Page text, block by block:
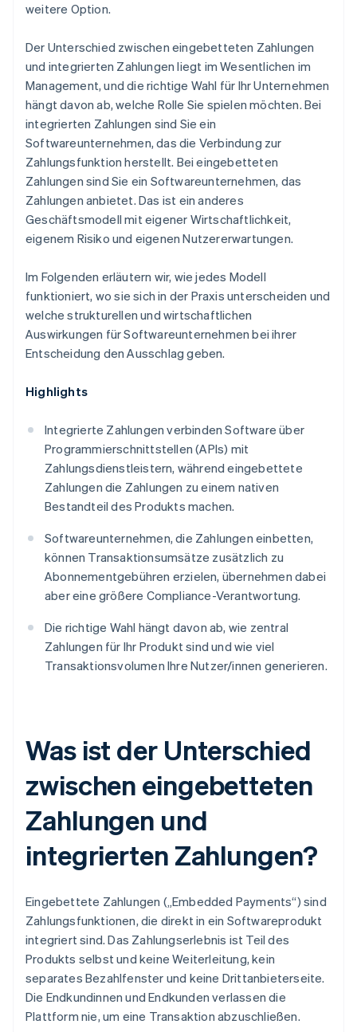
weitere Option.
Der Unterschied zwischen eingebetteten Zahlungen
und integrierten Zahlungen liegt im Wesentlichen im
Management, und die richtige Wahl für Ihr Unternehmen
hängt davon ab, welche Rolle Sie spielen möchten. Bei
integrierten Zahlungen sind Sie ein
Softwareunternehmen, das die Verbindung zur
Zahlungsfunktion herstellt. Bei eingebetteten
Zahlungen sind Sie ein Softwareunternehmen, das
Zahlungen anbietet. Das ist ein anderes
Geschäftsmodell mit eigener Wirtschaftlichkeit,
eigenem Risiko und eigenen Nutzererwartungen.
Im Folgenden erläutern wir, wie jedes Modell
funktioniert, wo sie sich in der Praxis unterscheiden und
welche strukturellen und wirtschaftlichen
Auswirkungen für Softwareunternehmen bei ihrer
Entscheidung den Ausschlag geben.
Highlights
Integrierte Zahlungen verbinden Software über
Programmierschnittstellen (APIs) mit
Zahlungsdienstleistern, während eingebettete
Zahlungen die Zahlungen zu einem nativen
Bestandteil des Produkts machen.
Softwareunternehmen, die Zahlungen einbetten,
können Transaktionsumsätze zusätzlich zu
Abonnementgebühren erzielen, übernehmen dabei
aber eine größere Compliance-Verantwortung.
Die richtige Wahl hängt davon ab, wie zentral
Zahlungen für Ihr Produkt sind und wie viel
Transaktionsvolumen Ihre Nutzer/innen generieren.
Was ist der Unterschied
zwischen eingebetteten
Zahlungen und
integrierten Zahlungen?
Eingebettete Zahlungen („Embedded Payments“) sind
Zahlungsfunktionen, die direkt in ein Softwareprodukt
integriert sind. Das Zahlungserlebnis ist Teil des
Produkts selbst und keine Weiterleitung, kein
separates Bezahlfenster und keine Drittanbieterseite.
Die Endkundinnen und Endkunden verlassen die
Plattform nie, um eine Transaktion abzuschließen.